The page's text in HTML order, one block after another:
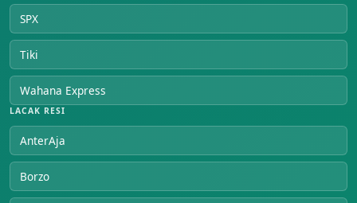
SPX
Tiki
Wahana Express
LACAK RESI
AnterAja
Borzo